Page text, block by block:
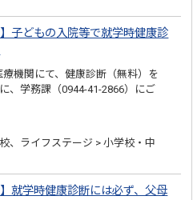
子どもの入院等で就学時健康診
機関にて、健康診断（無料）を
、学務課（0944-41-2866）にご
、ライフステージ > 小学校・中
就学時健康診断には必ず、父母